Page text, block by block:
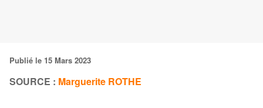
Publié le 15 Mars 2023
SOURCE : Marguerite ROTHE